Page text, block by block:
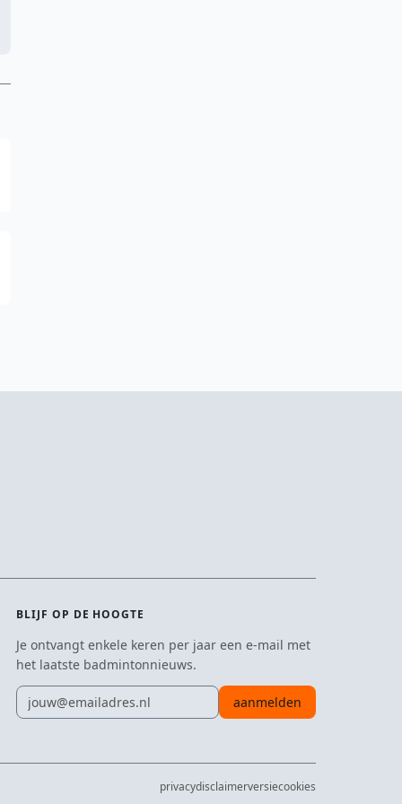
BLIJF OP DE HOOGTE
Je ontvangt enkele keren per jaar een e-mail met
het laatste badmintonnieuws.
E-mailadres
aanmelden
privacydisclaimerversiecookies